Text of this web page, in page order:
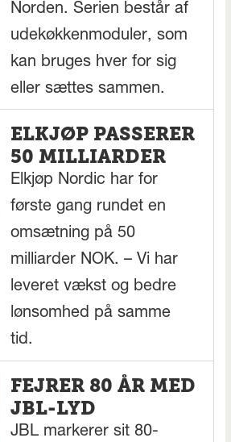
Norden. Serien består af
udekøkkenmoduler, som
kan bruges hver for sig
eller sættes sammen.
ELKJØP PASSERER
50 MILLIARDER
Elkjøp Nordic har for
første gang rundet en
omsætning på 50
milliarder NOK. – Vi har
leveret vækst og bedre
lønsomhed på samme
tid.
FEJRER 80 ÅR MED
JBL-LYD
JBL markerer sit 80-